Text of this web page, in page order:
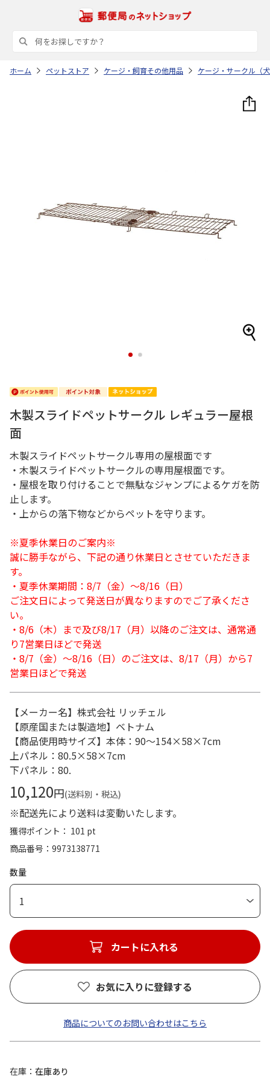
ホーム ペットストア ケージ・飼育その他用品 ケージ・サークル（
1 2
木製スライドペットサークル レギュラー屋根
面
木製スライドペットサークル専用の屋根面です
・木製スライドペットサークルの専用屋根面です。
・屋根を取り付けることで無駄なジャンプによるケガを防
止します。
・上からの落下物などからペットを守ります。
※夏季休業日のご案内※
誠に勝手ながら、下記の通り休業日とさせていただきま
す。
・夏季休業期間：8/7（金）～8/16（日）
ご注文日によって発送日が異なりますのでご了承くださ
い。
・8/6（木）まで及び8/17（月）以降のご注文は、通常通
り7営業日ほどで発送
・8/7（金）～8/16（日）のご注文は、8/17（月）から7
営業日ほどで発送
【メーカー名】株式会社 リッチェル
【原産国または製造地】ベトナム
【商品使用時サイズ】本体：90～154×58×7cm
上パネル：80.5×58×7cm
下パネル：80.
10,120円(送料別・税込)
※配送先により送料は変動いたします。
獲得ポイント： 101 pt
商品番号
9973138771
数量
1
カートに入れる
お気に入りに登録する
商品についてのお問い合わせはこちら
在庫 在庫あり